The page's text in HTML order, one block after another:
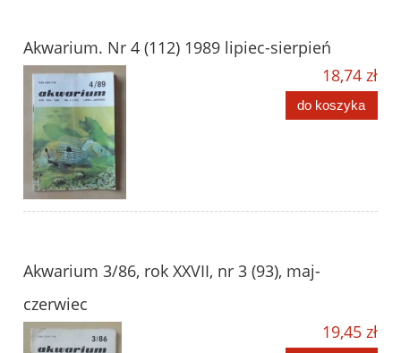
Akwarium. Nr 4 (112) 1989 lipiec-sierpień
18,74 zł
do koszyka
Akwarium 3/86, rok XXVII, nr 3 (93), maj-
czerwiec
19,45 zł